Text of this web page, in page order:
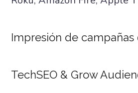
Impresión de
TechSEO & Grow